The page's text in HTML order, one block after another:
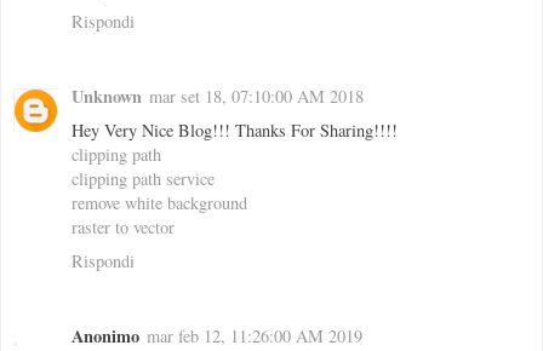
Rispondi
Unknown mar set 18, 07:10:00 AM 2018
Hey Very Nice Blog!!! Thanks For Sharing!!!!
clipping path
clipping path service
remove white background
raster to vector
Rispondi
Anonimo mar feb 12, 11:26:00 AM 2019